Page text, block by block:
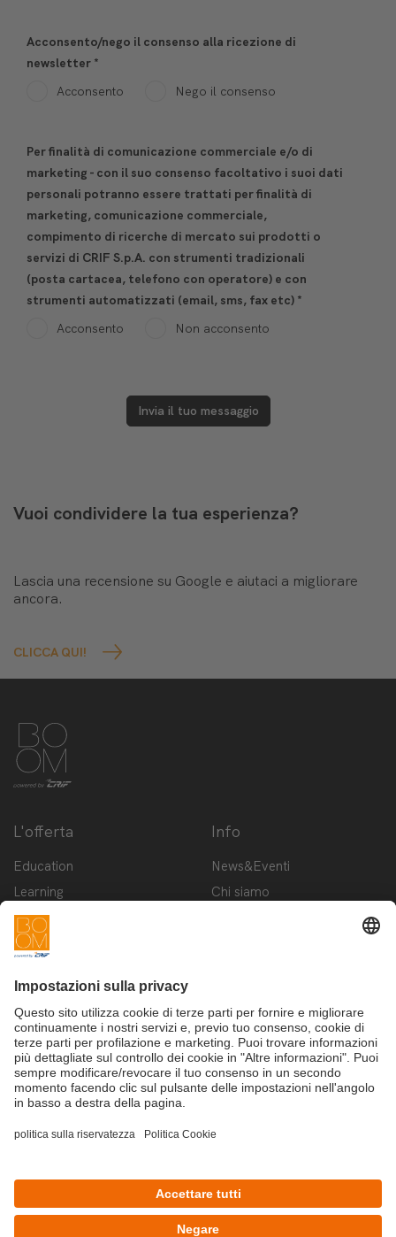
Acconsento/nego il consenso alla ricezione di
newsletter *
Acconsento
Nego il consenso
Per finalità di comunicazione commerciale e/o di
marketing - con il suo consenso facoltativo i suoi dati
personali potranno essere trattati per finalità di
marketing, comunicazione commerciale,
compimento di ricerche di mercato sui prodotti o
servizi di CRIF S.p.A. con strumenti tradizionali
(posta cartacea, telefono con operatore) e con
strumenti automatizzati (email, sms, fax etc) *
Acconsento
Non acconsento
Invia il tuo messaggio
Vuoi condividere la tua esperienza?
Lascia una recensione su Google e aiutaci a migliorare
ancora.
CLICCA QUI!
L'offerta
Education
Learning
Innovation
Startup
Info
News&Eventi
Chi siamo
Iscriviti alla newsletter BOOM
This site is protected by reCAPTCHA and the Google
©Copyright 2025 - CRIF S.p.A.
CRIF S.p.A.: Via della Beverara, 21 | 40131 Bologna | Italy